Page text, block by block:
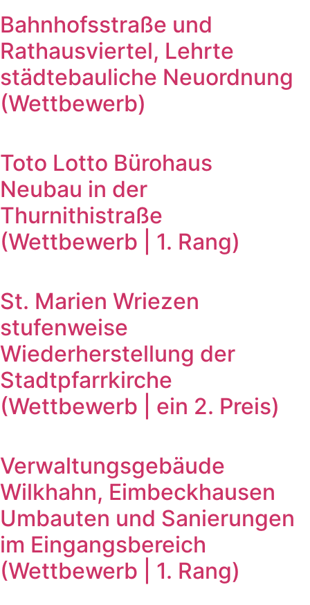
Bahnhofsstraße und
Rathausviertel, Lehrte
städtebauliche Neuordnung
(Wettbewerb)
Toto Lotto Bürohaus
Neubau in der
Thurnithistraße
(Wettbewerb | 1. Rang)
St. Marien Wriezen
stufenweise
Wiederherstellung der
Stadtpfarrkirche
(Wettbewerb | ein 2. Preis)
Verwaltungsgebäude
Wilkhahn, Eimbeckhausen
Umbauten und Sanierungen
im Eingangsbereich
(Wettbewerb | 1. Rang)